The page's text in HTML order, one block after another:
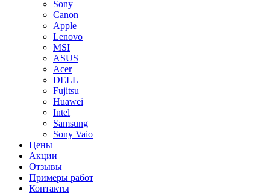
Sony
Canon
Apple
Lenovo
MSI
ASUS
Acer
DELL
Fujitsu
Huawei
Intel
Samsung
Sony Vaio
Цены
Акции
Отзывы
Примеры работ
Контакты